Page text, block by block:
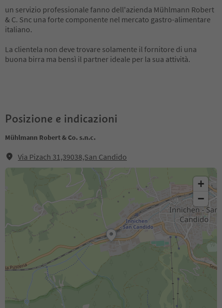
un servizio professionale fanno dell'azienda Mühlmann Robert
& C. Snc una forte componente nel mercato gastro-alimentare
italiano.
La clientela non deve trovare solamente il fornitore di una
buona birra ma bensì il partner ideale per la sua attività.
Posizione e indicazioni
Mühlmann Robert & Co. s.n.c.
Via Pizach 31,39038,San Candido
+
−